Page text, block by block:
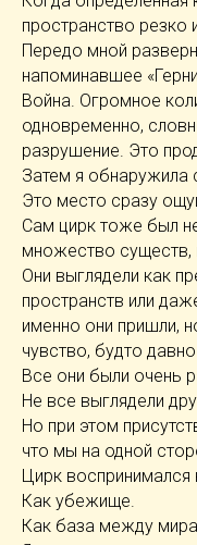
пространство резко
Передо мной
напоминавшее
Война. Огромное
одновременно,
разрушение. Это
Затем я обнаружила
Это место сразу
Сам цирк тоже был
множество существ,
Они выглядели как
пространств или
именно они пришли,
чувство, будто
Все они были очень
Не все выглядели
Но при этом
что мы на одной
Цирк
Как убежище.
Как база между